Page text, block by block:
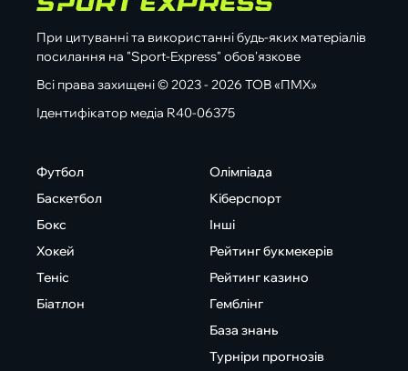
При цитуванні та використанні будь-яких матеріалів
посилання на "Sport-Express" обов'язкове
Всі права захищені © 2023 - 2026 ТОВ «ПМХ»
Ідентифікатор медіа R40-06375
Футбол
Баскетбол
Бокс
Хокей
Теніс
Біатлон
Олімпіада
Кіберспорт
Інші
Рейтинг букмекерів
Рейтинг казино
Гемблінг
База знань
Турніри прогнозів